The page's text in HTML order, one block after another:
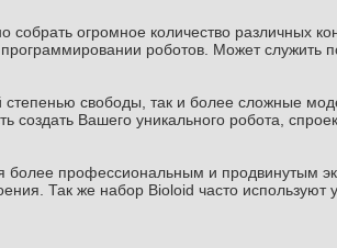
собрать огромное количество различных
роботов. Может служить
степенью свободы, так и более сложные
Вашего уникального робота,
более профессиональным и продвинутым
Так же набор Bioloid часто